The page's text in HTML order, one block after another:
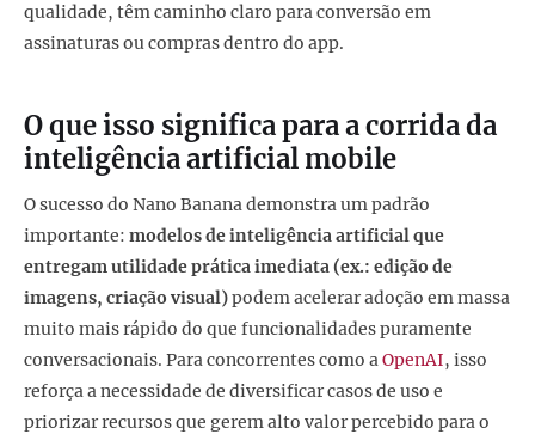
qualidade, têm caminho claro para conversão em
assinaturas ou compras dentro do app.
O que isso significa para a corrida da
inteligência artificial mobile
O sucesso do Nano Banana demonstra um padrão
importante: modelos de inteligência artificial que
entregam utilidade prática imediata (ex.: edição de
imagens, criação visual)podem acelerar adoção em massa
muito mais rápido do que funcionalidades puramente
conversacionais. Para concorrentes como aOpenAI, isso
reforça a necessidade de diversificar casos de uso e
priorizar recursos que gerem alto valor percebido para o